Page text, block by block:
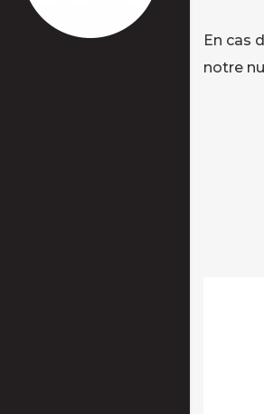
En cas
notre